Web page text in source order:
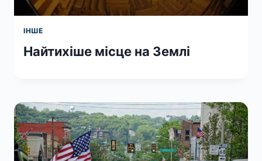
ІНШЕ
Найтихіше місце на Землі